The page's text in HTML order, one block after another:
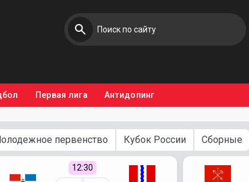
Первая лига Антидопинг
первенство Кубок России Сборные
12:30